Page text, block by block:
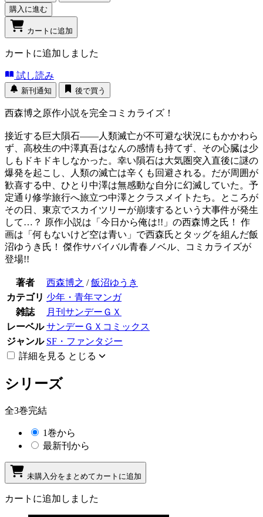
購入に進む
カートに追加
カートに追加しました
試し読み
新刊通知 後で買う
西森博之原作小説を完全コミカライズ！
接近する巨大隕石――人類滅亡が不可避な状況にもかかわら
ず、高校生の中澤真吾はなんの感情も持てず、その心臓は少
しもドキドキしなかった。幸い隕石は大気圏突入直後に謎の
爆発を起こし、人類の滅亡は辛くも回避される。だが周囲が
歓喜する中、ひとり中澤は無感動な自分に幻滅していた。予
定通り修学旅行へ旅立つ中澤とクラスメイトたち。ところが
その日、東京でスカイツリーが崩壊するという大事件が発生
して…？ 原作小説は「今日から俺は!!」の西森博之氏！ 作
画は「何もないけど空は青い」で西森氏とタッグを組んだ飯
沼ゆうき氏！ 傑作サバイバル青春ノベル、コミカライズが
登場!!
著者 西森博之 /飯沼ゆうき
カテゴリ 少年・青年マンガ
雑誌
月刊サンデーＧＸ
レーベル サンデーＧＸコミックス
ジャンル SF・ファンタジー
詳細を見る とじる
シリーズ
全3巻完結
1巻から
最新刊から
未購入分をまとめてカートに追加
カートに追加しました